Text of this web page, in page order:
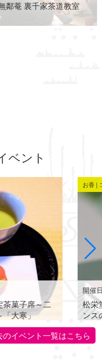
鄰菴 裏千家茶道教室
ベント
茶菓子席～二
「大寒」
お香 |
開催
松栄
ンス
世界
のイベント一覧はこちら